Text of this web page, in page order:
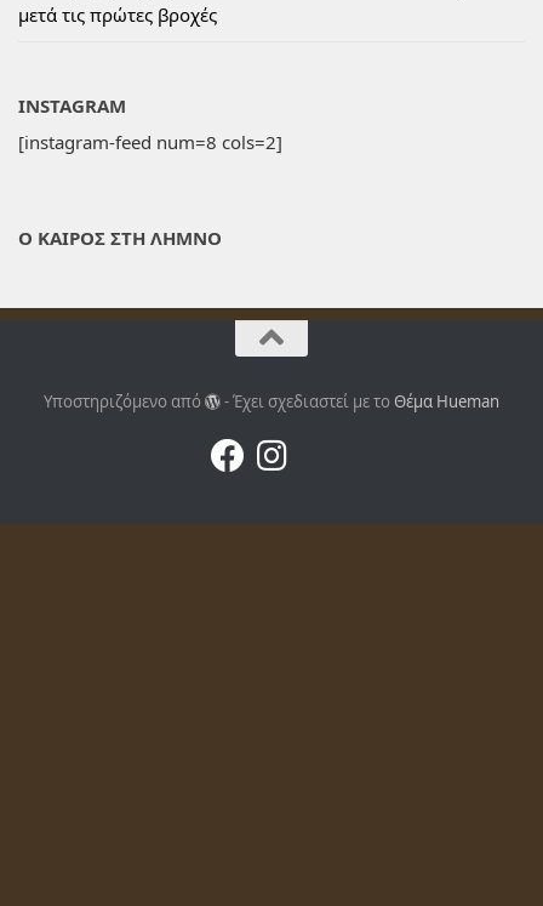
μετά τις πρώτες βροχές
INSTAGRAM
[instagram-feed num=8 cols=2]
Ο ΚΑΙΡΟΣ ΣΤΗ ΛΗΜΝΟ
Υποστηριζόμενο από - Έχει σχεδιαστεί με το Θέμα Ηueman